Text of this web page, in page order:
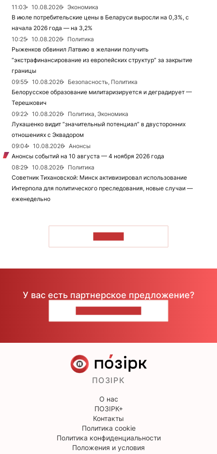
11:03
10.08.2026
Экономика
В июле потребительские цены в Беларуси выросли на 0,3%, с
начала 2026 года — на 3,2%
10:25
10.08.2026
Политика
Рыженков обвинил Латвию в желании получить
“экстрафинансирование из европейских структур” за закрытие
границы
09:55
10.08.2026
Безопасность, Политика
Белорусское образование милитаризируется и деградирует —
Терешкович
09:22
10.08.2026
Политика, Экономика
Лукашенко видит “значительный потенциал” в двусторонних
отношениях с Эквадором
09:04
10.08.2026
Анонсы
Анонсы событий на 10 августа — 4 ноября 2026 года
08:29
10.08.2026
Политика
Советник Тихановской: Минск активизировал использование
Интерпола для политического преследования, новые случаи —
еженедельно
У вас есть партнерское предложение?
ПОЗІРК
О нас
ПОЗІРК+
Контакты
Политика cookie
Политика конфиденциальности
Положения и условия